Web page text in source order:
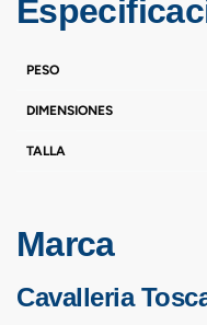
PESO
DIMENSIONES
TALLA
Marca
Cavalleria